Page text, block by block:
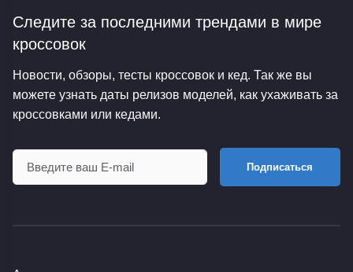
Следите за последними трендами в мире
кроссовок
Новости, обзоры, тесты кроссовок и кед. Так же вы
можете узнать даты релизов моделей, как ухаживать за
кроссовками или кедами.
Подписаться